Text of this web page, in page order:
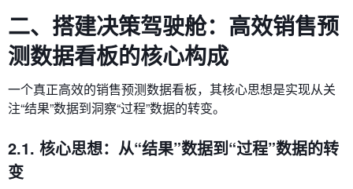
二、搭建决策驾驶舱：高效销售预
测数据看板的核心构成
一个真正高效的销售预测数据看板，其核心思想是实现从关
注“结果”数据到洞察“过程”数据的转变。
2.1. 核心思想：从“结果”数据到“过程”数据的转
变